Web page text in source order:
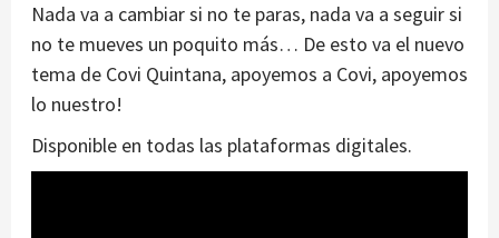
Nada va a cambiar si no te paras, nada va a seguir si
no te mueves un poquito más… De esto va el nuevo
tema de Covi Quintana, apoyemos a Covi, apoyemos
lo nuestro!
Disponible en todas las plataformas digitales.